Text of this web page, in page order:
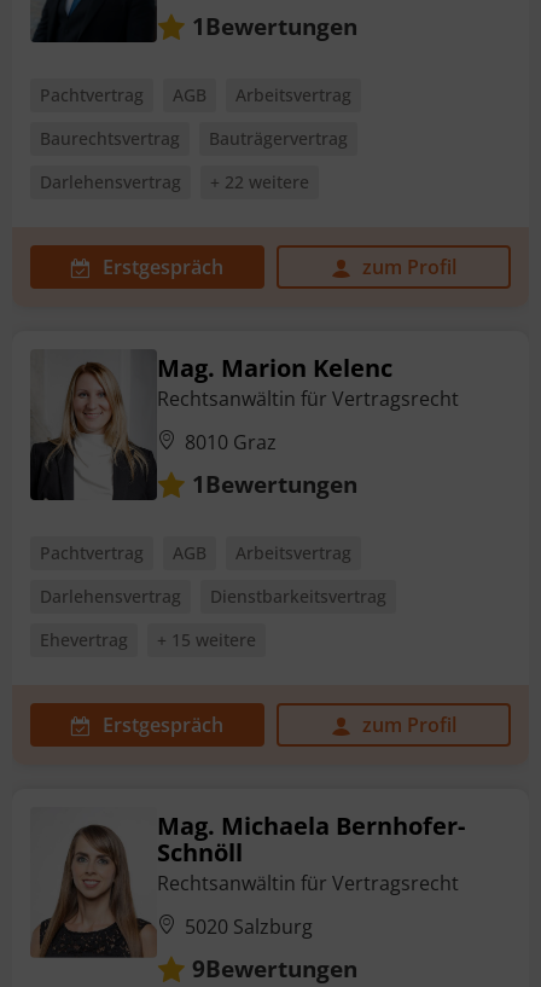
1Bewertungen
Pachtvertrag AGB
Arbeitsvertrag
Baurechtsvertrag
Bauträgervertrag
Darlehensvertrag
+ 22 weitere
Erstgespräch zum Profil
Mag. Marion Kelenc
Rechtsanwältin für Vertragsrecht
8010 Graz
1Bewertungen
Pachtvertrag AGB
Arbeitsvertrag
Darlehensvertrag
Dienstbarkeitsvertrag
Ehevertrag
+ 15 weitere
Erstgespräch zum Profil
Mag. Michaela Bernhofer-
Schnöll
Rechtsanwältin für Vertragsrecht
5020 Salzburg
9Bewertungen